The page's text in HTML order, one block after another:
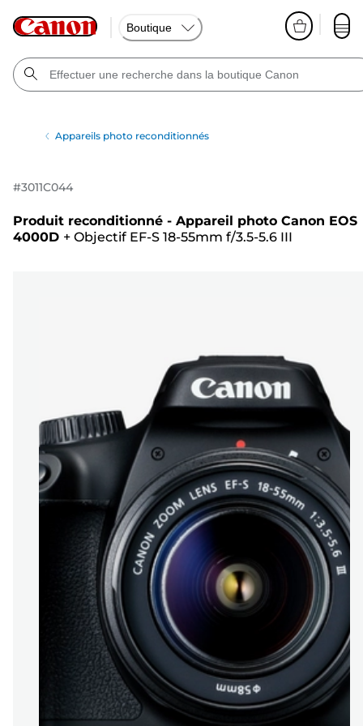
Boutique
Appareils photo reconditionnés
#3011C044
Produit reconditionné - Appareil photo Canon EOS
4000D + Objectif EF-S 18-55mm f/3.5-5.6 III